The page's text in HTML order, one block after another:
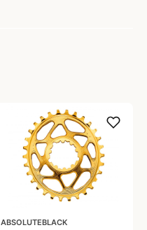
ABSOLUTEBLACK